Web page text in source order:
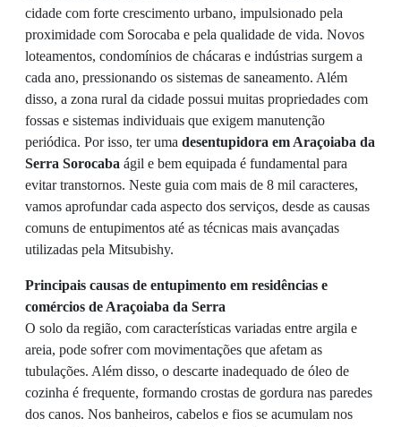
cidade com forte crescimento urbano, impulsionado pela
proximidade com Sorocaba e pela qualidade de vida. Novos
loteamentos, condomínios de chácaras e indústrias surgem a
cada ano, pressionando os sistemas de saneamento. Além
disso, a zona rural da cidade possui muitas propriedades com
fossas e sistemas individuais que exigem manutenção
periódica. Por isso, ter uma desentupidora em Araçoiaba da
Serra Sorocaba ágil e bem equipada é fundamental para
evitar transtornos. Neste guia com mais de 8 mil caracteres,
vamos aprofundar cada aspecto dos serviços, desde as causas
comuns de entupimentos até as técnicas mais avançadas
utilizadas pela Mitsubishy.
Principais causas de entupimento em residências e
comércios de Araçoiaba da Serra
O solo da região, com características variadas entre argila e
areia, pode sofrer com movimentações que afetam as
tubulações. Além disso, o descarte inadequado de óleo de
cozinha é frequente, formando crostas de gordura nas paredes
dos canos. Nos banheiros, cabelos e fios se acumulam nos